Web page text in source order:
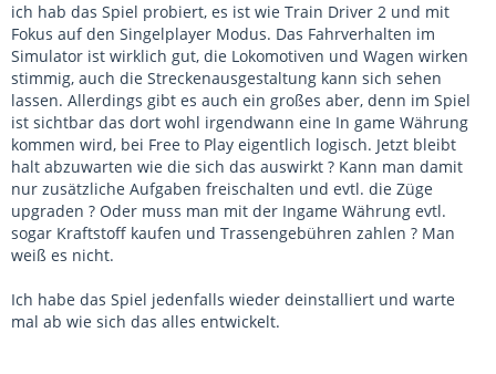
ich hab das Spiel probiert, es ist wie Train Driver 2 und mit
Fokus auf den Singelplayer Modus. Das Fahrverhalten im
Simulator ist wirklich gut, die Lokomotiven und Wagen wirken
stimmig, auch die Streckenausgestaltung kann sich sehen
lassen. Allerdings gibt es auch ein großes aber, denn im Spiel
ist sichtbar das dort wohl irgendwann eine In game Währung
kommen wird, bei Free to Play eigentlich logisch. Jetzt bleibt
halt abzuwarten wie die sich das auswirkt ? Kann man damit
nur zusätzliche Aufgaben freischalten und evtl. die Züge
upgraden ? Oder muss man mit der Ingame Währung evtl.
sogar Kraftstoff kaufen und Trassengebühren zahlen ? Man
weiß es nicht.
Ich habe das Spiel jedenfalls wieder deinstalliert und warte
mal ab wie sich das alles entwickelt.